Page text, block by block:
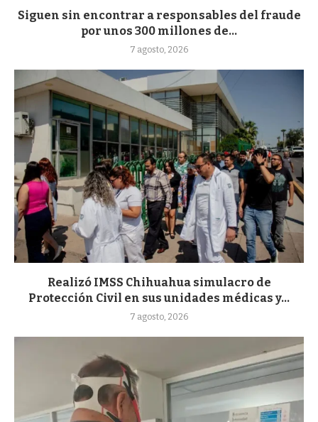
Siguen sin encontrar a responsables del fraude
por unos 300 millones de...
7 agosto, 2026
Realizó IMSS Chihuahua simulacro de
Protección Civil en sus unidades médicas y...
7 agosto, 2026